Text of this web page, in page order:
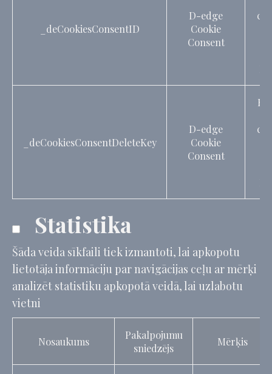
_deCookiesConsentID
D-edge
Cookie
Consent
_deCookiesConsentDeleteKey
D-edge
Cookie
Consent
Statistika
Šāda veida sīkfaili tiek izmantoti, lai apkopotu
lietotāja informāciju par navigācijas ceļu ar mērķi
analizēt statistiku apkopotā veidā, lai uzlabotu
vietni
Nosaukums
Pakalpojumu
sniedzējs
Mērķis